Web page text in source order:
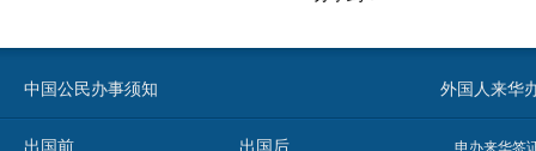
中国公民办事须知 外国人来华
出国前 出国后
申办来华签